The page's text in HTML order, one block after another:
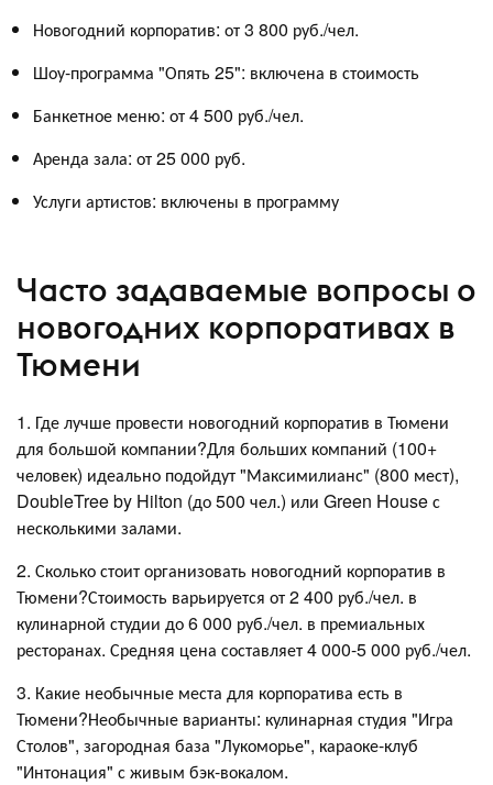
Новогодний корпоратив: от 3 800 руб./чел.
Шоу-программа "Опять 25": включена в стоимость
Банкетное меню: от 4 500 руб./чел.
Аренда зала: от 25 000 руб.
Услуги артистов: включены в программу
Часто задаваемые вопросы о
новогодних корпоративах в
Тюмени
1. Где лучше провести новогодний корпоратив в Тюмени
для большой компании?Для больших компаний (100+
человек) идеально подойдут "Максимилианс" (800 мест),
DoubleTree by Hilton (до 500 чел.) или Green House с
несколькими залами.
2. Сколько стоит организовать новогодний корпоратив в
Тюмени?Стоимость варьируется от 2 400 руб./чел. в
кулинарной студии до 6 000 руб./чел. в премиальных
ресторанах. Средняя цена составляет 4 000-5 000 руб./чел.
3. Какие необычные места для корпоратива есть в
Тюмени?Необычные варианты: кулинарная студия "Игра
Столов", загородная база "Лукоморье", караоке-клуб
"Интонация" с живым бэк-вокалом.